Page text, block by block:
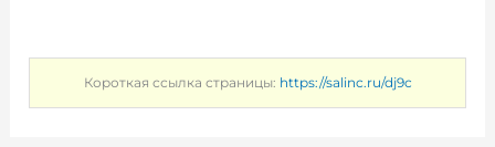
Короткая ссылка страницы: https://salinc.ru/dj9c